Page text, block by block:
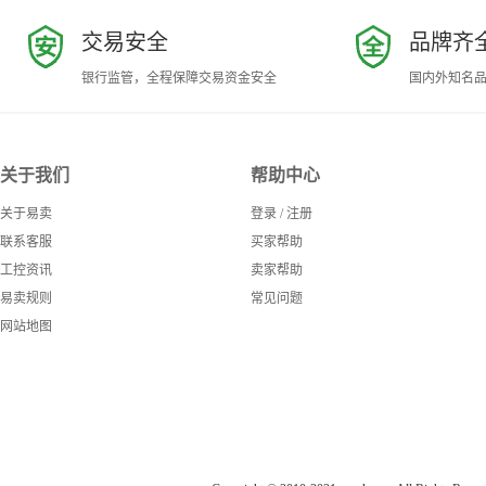
交易安全
银行监管，全程保障交易资金安全
品牌齐
国内外知名
关于我们
关于易卖
联系客服
工控资讯
易卖规则
网站地图
帮助中心
登录 / 注册
买家帮助
卖家帮助
常见问题